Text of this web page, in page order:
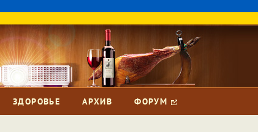
ЗДОРОВЬЕ АРХИВ ФОРУМ